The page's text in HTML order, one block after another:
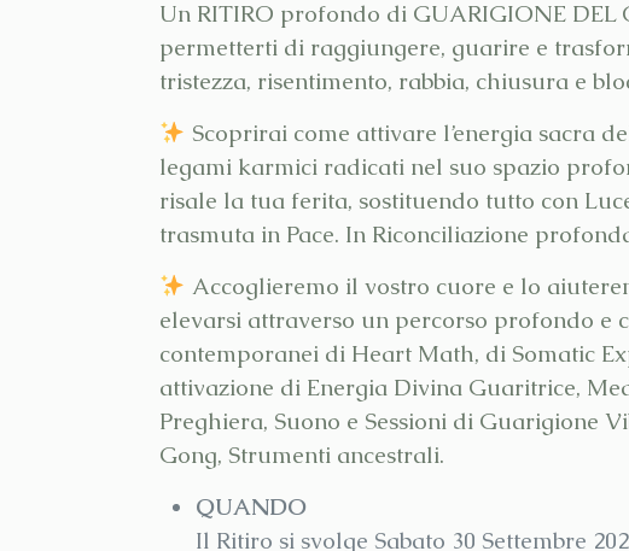
Un RITIRO profondo di GUARIGIONE
permetterti di raggiungere, guarire e
tristezza, risentimento, rabbia, chiusura e
Scoprirai come attivare l’energia sacra
legami karmici radicati nel suo spazio
risale la tua ferita, sostituendo tutto con
trasmuta in Pace. In Riconciliazione
Accoglieremo il vostro cuore e lo
elevarsi attraverso un percorso profondo e
contemporanei di Heart Math, di Somatic
attivazione di Energia Divina Guaritrice,
Preghiera, Suono e Sessioni di
Gong, Strumenti ancestrali.
QUANDO
Il Ritiro si svolge Sabato 30 Settembre